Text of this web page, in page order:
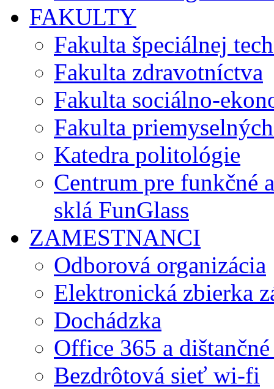
FAKULTY
Fakulta špeciálnej
Fakulta zdravotníctva
Fakulta sociálno-
Fakulta
Katedra politológie
Centrum pre funkčné
sklá FunGlass
ZAMESTNANCI
Odborová organizácia
Elektronická zbierka
Dochádzka
Office 365 a
Bezdrôtová sieť wi-fi